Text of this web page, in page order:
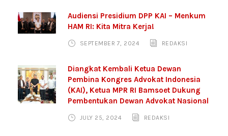
Audiensi Presidium DPP KAI – Menkum
HAM RI: Kita Mitra Kerja!
SEPTEMBER 7, 2024 REDAKSI
Diangkat Kembali Ketua Dewan
Pembina Kongres Advokat Indonesia
(KAI), Ketua MPR RI Bamsoet Dukung
Pembentukan Dewan Advokat Nasional
JULY 25, 2024 REDAKSI